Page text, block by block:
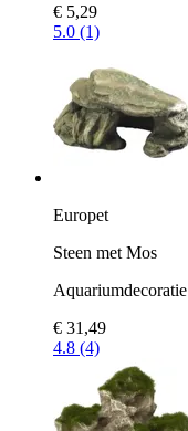
€ 5,29
5.0 (1)
Europet
Steen met Mos
Aquariumdecoratie
€ 31,49
4.8 (4)